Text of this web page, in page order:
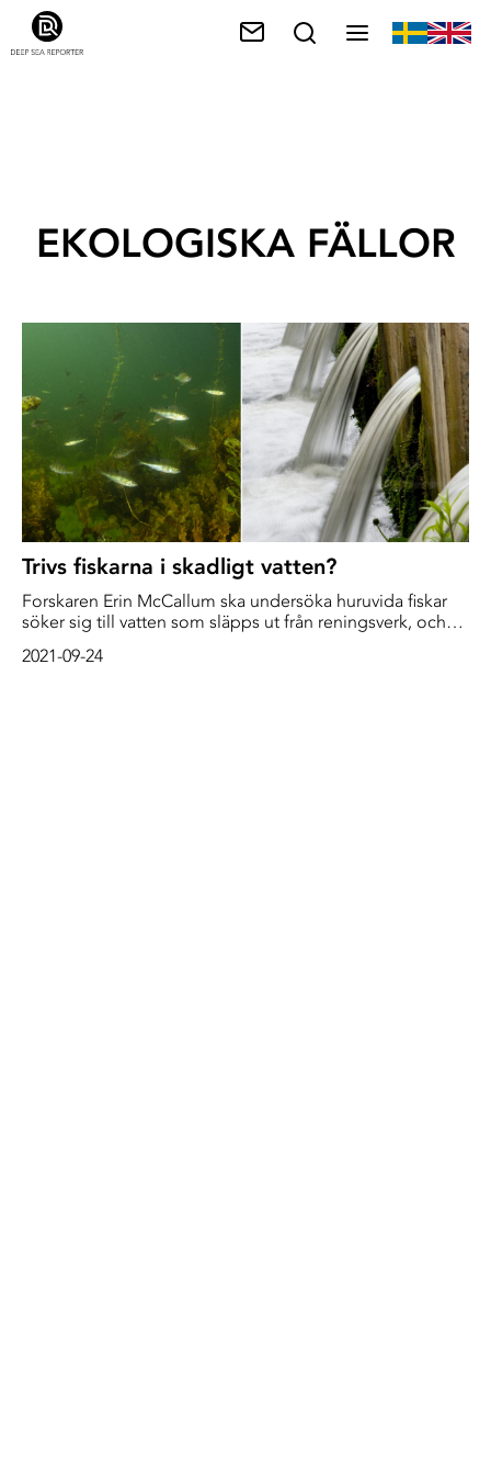
EKOLOGISKA FÄLLOR
Trivs fiskarna i skadligt vatten?
Forskaren Erin McCallum ska undersöka huruvida fiskar
söker sig till vatten som släpps ut från reningsverk, och
2021-09-24